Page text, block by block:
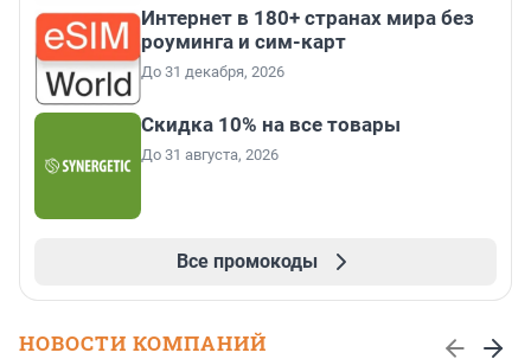
Интернет в 180+ странах мира без
роуминга и сим-карт
До 31 декабря, 2026
Скидка 10% на все товары
До 31 августа, 2026
Все промокоды
НОВОСТИ КОМПАНИЙ